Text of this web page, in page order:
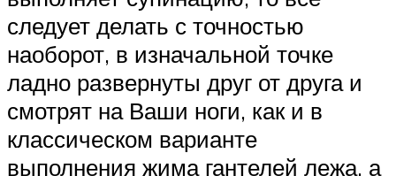
следует делать с точностью
наоборот, в изначальной точке
ладно развернуты друг от друга и
смотрят на Ваши ноги, как и в
классическом варианте
выполнения жима гантелей лежа, а